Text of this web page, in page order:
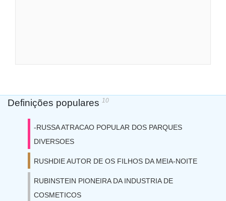
Definições populares 10
-RUSSA ATRACAO POPULAR DOS PARQUES
DIVERSOES
RUSHDIE AUTOR DE OS FILHOS DA MEIA-NOITE
RUBINSTEIN PIONEIRA DA INDUSTRIA DE
COSMETICOS